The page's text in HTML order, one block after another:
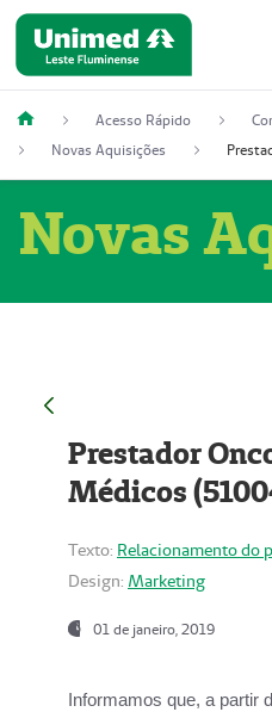
Acesso Rápido
Novas Aquisições
Novas
Prestador
Médicos
Texto: Relacionamento do
Design: Marketing
01 de janeiro, 2019
Informamos que, a partir